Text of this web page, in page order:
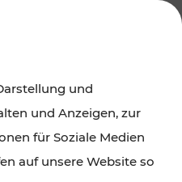
das Burgenland
und
und Anzeigen, zur
für Soziale Medien
auf unsere Website so